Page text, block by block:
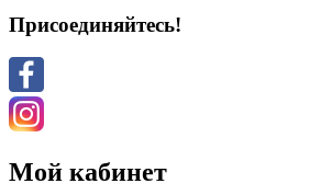
Присоединяйтесь!
Мой кабинет